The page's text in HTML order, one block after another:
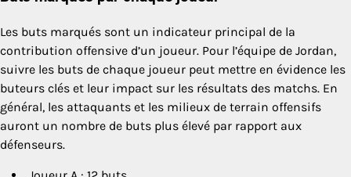
Les buts marqués sont un indicateur principal de la
contribution offensive d’un joueur. Pour l’équipe de Jordan,
suivre les buts de chaque joueur peut mettre en évidence les
buteurs clés et leur impact sur les résultats des matchs. En
général, les attaquants et les milieux de terrain offensifs
auront un nombre de buts plus élevé par rapport aux
défenseurs.